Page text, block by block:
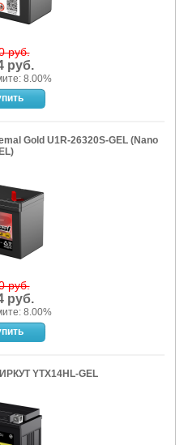
руб.
руб.
8.00%
Gold U1R-26320S-GEL (Nano
руб.
руб.
8.00%
YTX14HL-GEL